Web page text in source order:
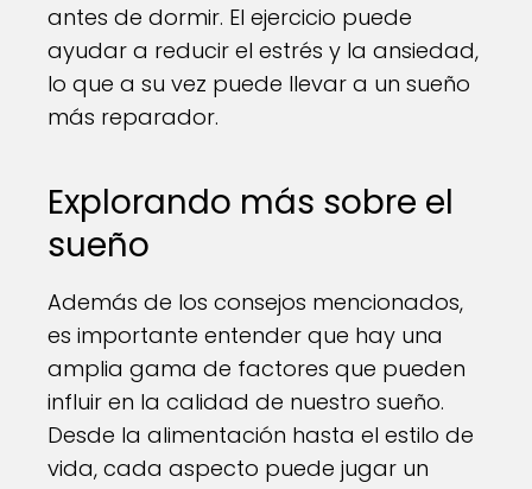
antes de dormir. El ejercicio puede
ayudar a reducir el estrés y la ansiedad,
lo que a su vez puede llevar a un sueño
más reparador.
Explorando más sobre el
sueño
Además de los consejos mencionados,
es importante entender que hay una
amplia gama de factores que pueden
influir en la calidad de nuestro sueño.
Desde la alimentación hasta el estilo de
vida, cada aspecto puede jugar un